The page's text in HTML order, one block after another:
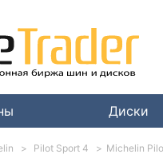
Диски
Pilot Sport 4 Michelin